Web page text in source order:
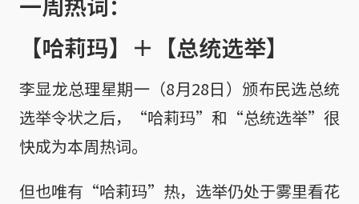
【哈莉玛】＋【总统选举】
李显龙总理星期一（8月28日）颁布民选总统
选举令状之后，“哈莉玛”和“总统选举”很
快成为本周热词。
但也唯有“哈莉玛”热，选举仍处于雾里看花